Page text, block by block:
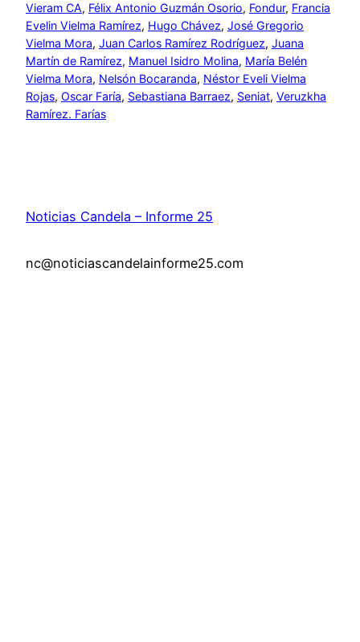
Vieram CA, Félix Antonio Guzmán Osorio, Fondur, Francia
Evelin Vielma Ramírez, Hugo Chávez, José Gregorio
Vielma Mora, Juan Carlos Ramírez Rodríguez, Juana
Martín de Ramírez, Manuel Isidro Molina, María Belén
Vielma Mora, Nelsón Bocaranda, Néstor Eveli Vielma
Rojas, Oscar Faría, Sebastiana Barraez, Seniat, Veruzkha
Ramírez. Farías
Noticias Candela – Informe 25
nc@noticiascandelainforme25.com